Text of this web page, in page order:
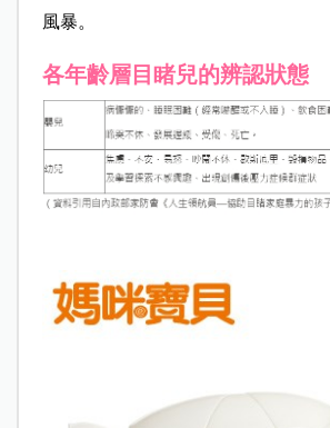
風暴。
各年齡層目睹兒的辨認狀態